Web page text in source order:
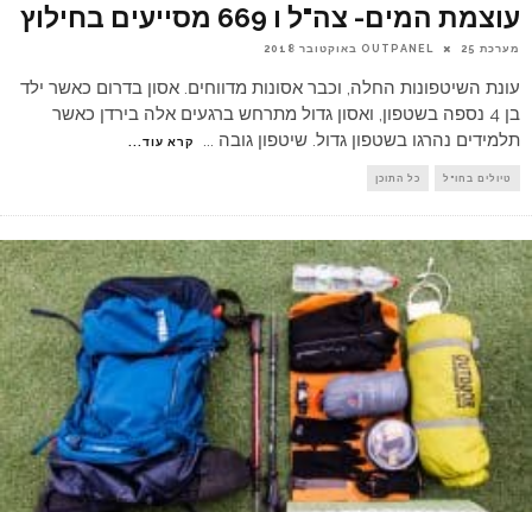
עוצמת המים- צה"ל ו 669 מסייעים בחילוץ
מערכת OUTPANEL 25 באוקטובר 2018
עונת השיטפונות החלה, וכבר אסונות מדווחים. אסון בדרום כאשר ילד
בן 4 נספה בשטפון, ואסון גדול מתרחש ברגעים אלה בירדן כאשר
תלמידים נהרגו בשטפון גדול. שיטפון גובה ... קרא עוד...
טיולים בחו"ל כל התוכן